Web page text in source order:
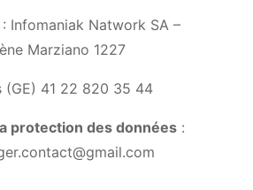
: Infomaniak Natwork SA –
Marziano 1227
(GE) 41 22 820 35 44
protection des données :